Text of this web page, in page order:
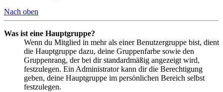
Nach oben
Was ist eine Hauptgruppe?
Wenn du Mitglied in mehr als einer Benutzergruppe bist, dient
die Hauptgruppe dazu, deine Gruppenfarbe sowie den
Gruppenrang, der bei dir standardmäßig angezeigt wird,
festzulegen. Ein Administrator kann dir die Berechtigung
geben, deine Hauptgruppe im persönlichen Bereich selbst
festzulegen.